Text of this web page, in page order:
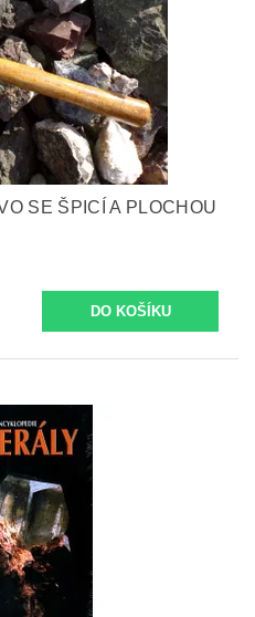
SE ŠPICÍ A PLOCHOU